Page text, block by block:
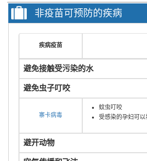
非疫苗可预防的疾病
疾病疫苗
避免接触受污染的水
避免虫子叮咬
寨卡病毒
蚊虫叮咬
受感染的孕妇可
避开动物